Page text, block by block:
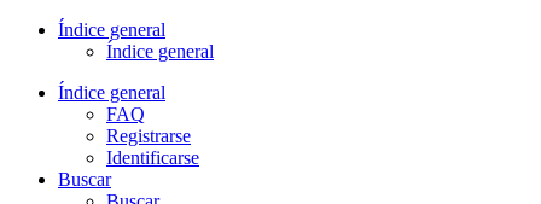
Índice general
Índice general
Índice general
FAQ
Registrarse
Identificarse
Buscar